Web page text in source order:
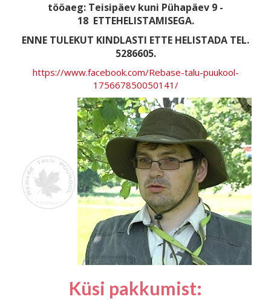
tööaeg: Teisipäev kuni Pühapäev 9 -
18 ETTEHELISTAMISEGA.
ENNE TULEKUT KINDLASTI ETTE HELISTADA TEL.
5286605.
https://www.facebook.com/Rebase-talu-puukool-
175667850050141/
Küsi pakkumist: